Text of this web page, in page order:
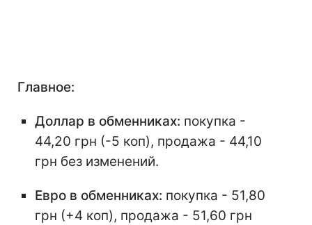
Главное:
Доллар в обменниках: покупка -
44,20 грн (-5 коп), продажа - 44,10
грн без изменений.
Евро в обменниках: покупка - 51,80
грн (+4 коп), продажа - 51,60 грн